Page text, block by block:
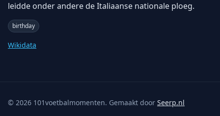
leidde onder andere de Italiaanse nationale ploeg.
birthday
Wikidata
© 2026 101voetbalmomenten. Gemaakt door Seerp.nl